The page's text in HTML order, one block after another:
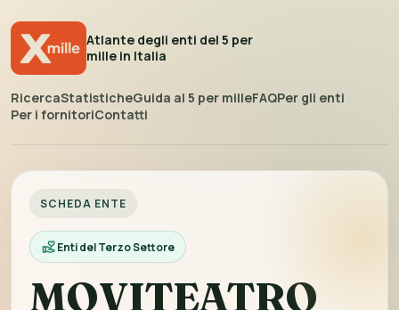
Atlante degli enti del 5 per
mille in Italia
RicercaStatisticheGuida al 5 per milleFAQPer gli enti
Per i fornitoriContatti
SCHEDA ENTE
Enti del Terzo Settore
MOVITEATRO